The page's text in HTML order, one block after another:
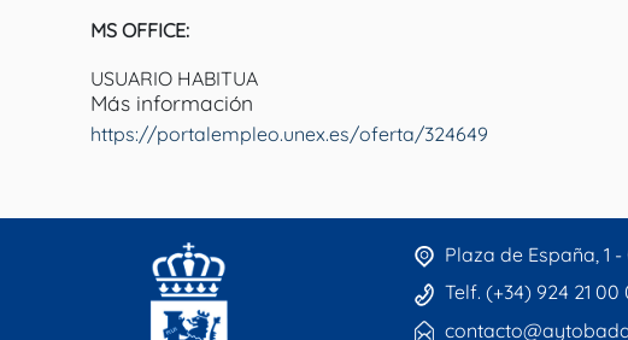
MS OFFICE:
USUARIO HABITUA
Más información
https://portalempleo.unex.es/oferta/324649
Plaza de España, 1
Telf. (+34) 924 21 00